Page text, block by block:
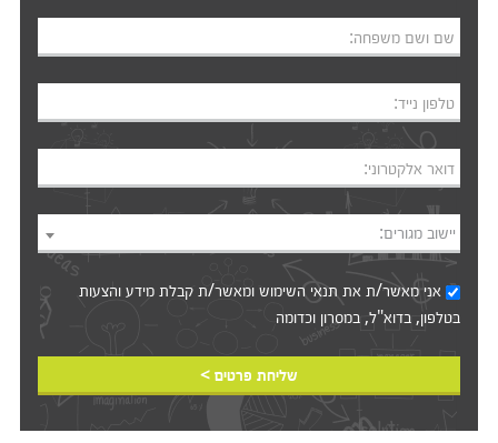
שם ושם משפחה:
טלפון נייד:
דואר אלקטרוני:
יישוב מגורים:
אני מאשר/ת אתתנאי השימושומאשר/ת קבלת מידע והצעות
בטלפון, בדוא"ל, במסרון וכדומה‎‎
שליחת פרטים >